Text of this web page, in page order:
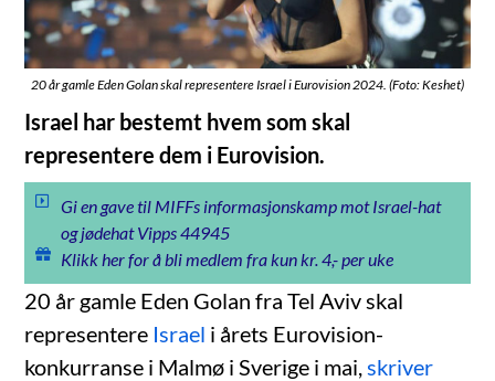
20 år gamle Eden Golan skal representere Israel i Eurovision 2024. (Foto: Keshet)
Israel har bestemt hvem som skal
representere dem i Eurovision.
Gi en gave til MIFFs informasjonskamp mot Israel-hat
og jødehat Vipps 44945
Klikk her for å bli medlem fra kun kr. 4,- per uke
20 år gamle Eden Golan fra Tel Aviv skal
representere Israel i årets Eurovision-
konkurranse i Malmø i Sverige i mai,skriver